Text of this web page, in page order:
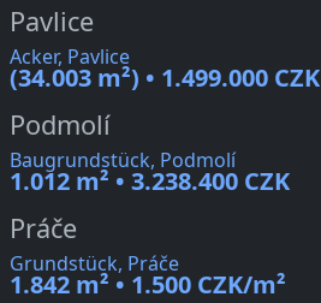
Pavlice
Acker, Pavlice
(34.003 m²) • 1.499.000 CZK
Podmolí
Baugrundstück, Podmolí
1.012 m² • 3.238.400 CZK
Práče
Grundstück, Práče
1.842 m² • 1.500 CZK/m²